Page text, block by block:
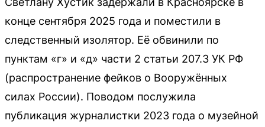
конце сентября 2025 года и поместили в
следственный изолятор. Её обвинили по
пунктам «г» и «д» части 2 статьи 207.3 УК РФ
(распространение фейков о Вооружённых
силах России). Поводом послужила
публикация журналистки 2023 года о музейной